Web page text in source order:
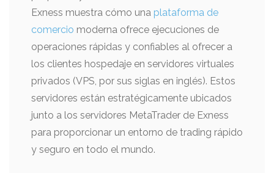
Exness muestra cómo una plataforma de
comercio moderna ofrece ejecuciones de
operaciones rápidas y confiables al ofrecer a
los clientes hospedaje en servidores virtuales
privados (VPS, por sus siglas en inglés). Estos
servidores están estratégicamente ubicados
junto a los servidores MetaTrader de Exness
para proporcionar un entorno de trading rápido
y seguro en todo el mundo.